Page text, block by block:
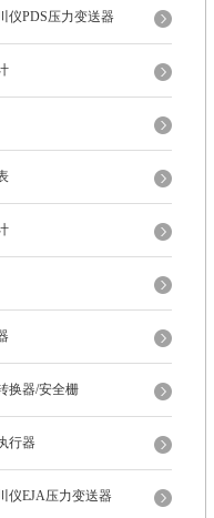
仪PDS压力变送器
换器/安全栅
行器
仪EJA压力变送器